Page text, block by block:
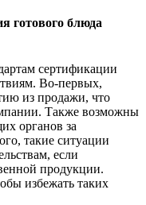
готового блюда
сертификации
Во-первых,
из продажи, что
Также возможны
органов за
такие ситуации
если
продукции.
избежать таких